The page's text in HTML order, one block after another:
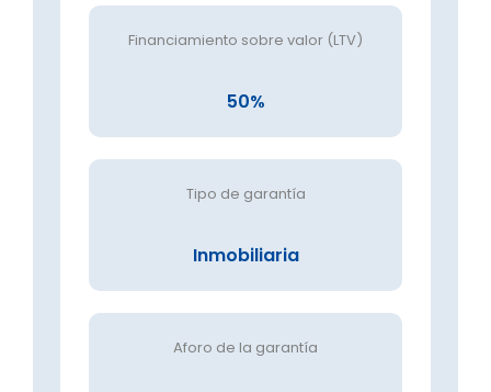
Financiamiento sobre valor (LTV)
50%
Tipo de garantía
Inmobiliaria
Aforo de la garantía